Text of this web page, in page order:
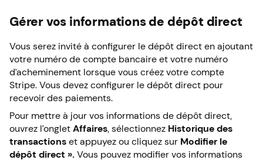
Gérer vos informations de dépôt direct
Vous serez invité à configurer le dépôt direct en ajoutant
votre numéro de compte bancaire et votre numéro
d’acheminement lorsque vous créez votre compte
Stripe. Vous devez configurer le dépôt direct pour
recevoir des paiements.
Pour mettre à jour vos informations de dépôt direct,
ouvrez l’onglet Affaires, sélectionnez Historique des
transactions et appuyez ou cliquez sur Modifier le
dépôt direct ». Vous pouvez modifier vos informations